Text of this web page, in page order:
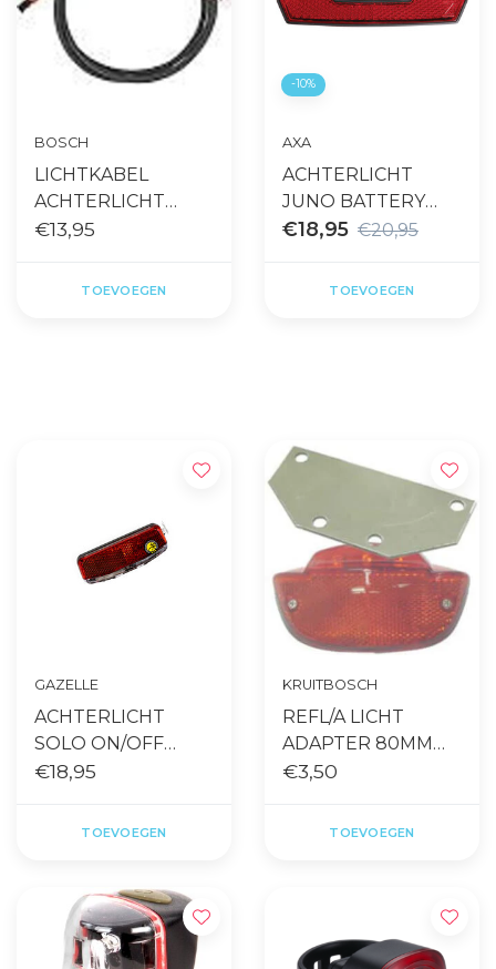
BOSCH
LICHTKABEL
ACHTERLICHT
BOSCH bes2
€13,95
TOEVOEGEN
-10%
AXA
ACHTERLICHT
JUNO BATTERY
LED 50MM ZW
€18,95 €20,95
TOEVOEGEN
GAZELLE
ACHTERLICHT
SOLO ON/OFF
BATTERY
€18,95
TOEVOEGEN
KRUITBOSCH
REFL/A LICHT
ADAPTER 80MM
(GAZELLE)
€3,50
TOEVOEGEN